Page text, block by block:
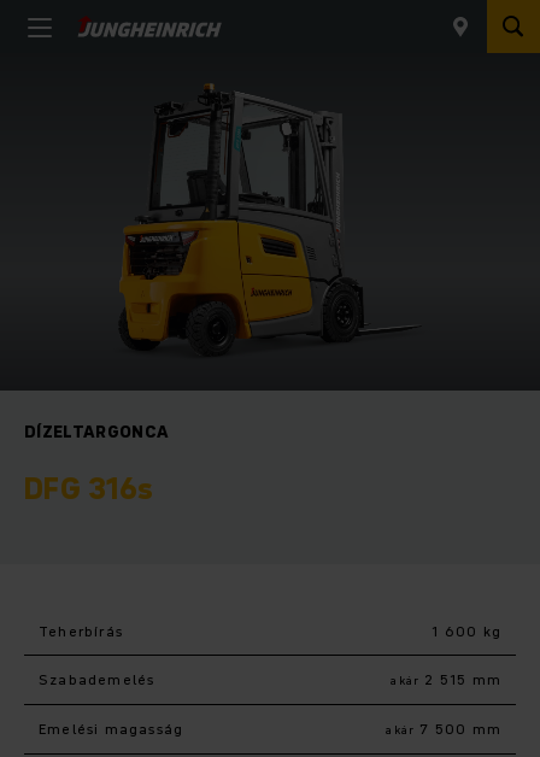
DÍZELTARGONCA
DFG 316s
Teherbírás 1 600 kg
Szabademelés akár 2 515 mm
Emelési magasság akár 7 500 mm